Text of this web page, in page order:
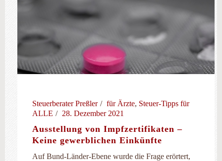
Steuerberater Preßler für Ärzte, Steuer-Tipps für
ALLE
28. Dezember 2021
Ausstellung von Impfzertifikaten –
Keine gewerblichen Einkünfte
Auf Bund-Länder-Ebene wurde die Frage erörtert,